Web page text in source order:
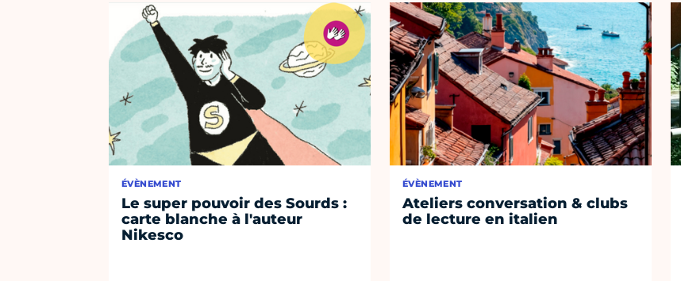
ÉVÈNEMENT
Le super pouvoir des Sourds :
carte blanche à l'auteur
Nikesco
ÉVÈNEMENT
Ateliers conversation & clubs
de lecture en italien